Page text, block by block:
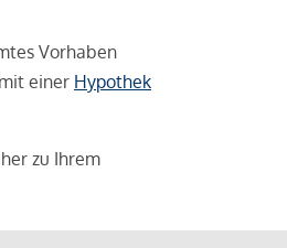
Vorhaben
einer Hypothek
zu Ihrem